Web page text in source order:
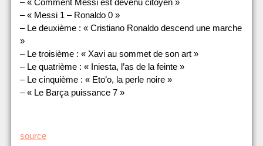
– « Messi 1 – Ronaldo 0 »
– Le deuxième : « Cristiano Ronaldo descend une marche
»
– Le troisième : « Xavi au sommet de son art »
– Le quatrième : « Iniesta, l’as de la feinte »
– Le cinquième : « Eto’o, la perle noire »
– « Le Barça puissance 7 »
source